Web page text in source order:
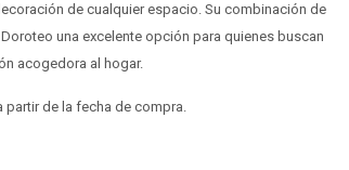
de cualquier espacio. Su combinación de
una excelente opción para quienes buscan
acogedora al hogar.
partir de la fecha de compra.